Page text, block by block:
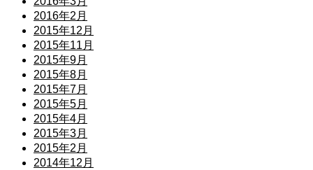
2016年2月
2015年12月
2015年11月
2015年9月
2015年8月
2015年7月
2015年5月
2015年4月
2015年3月
2015年2月
2014年12月